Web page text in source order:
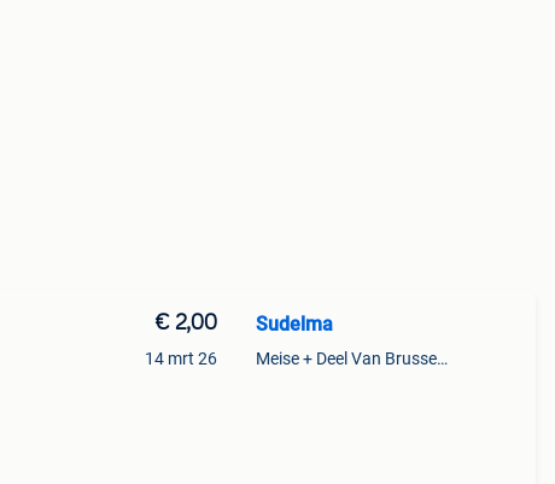
€ 2,00
14 mrt 26
Sudelma
Meise + Deel Van Brussegem